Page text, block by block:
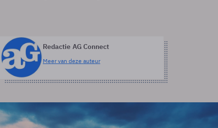
Redactie AG Connect
Meer van deze auteur